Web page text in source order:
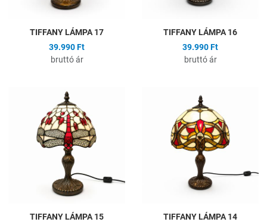
TIFFANY LÁMPA 17
39.990 Ft
bruttó ár
TIFFANY LÁMPA 16
39.990 Ft
bruttó ár
Hozzáadás a kívánságlistához
Összehasonlítás
Gyors nézet
TIFFANY LÁMPA 15
TIFFANY LÁMPA 14